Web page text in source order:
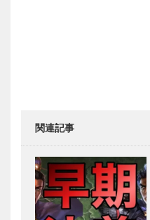
関連記事